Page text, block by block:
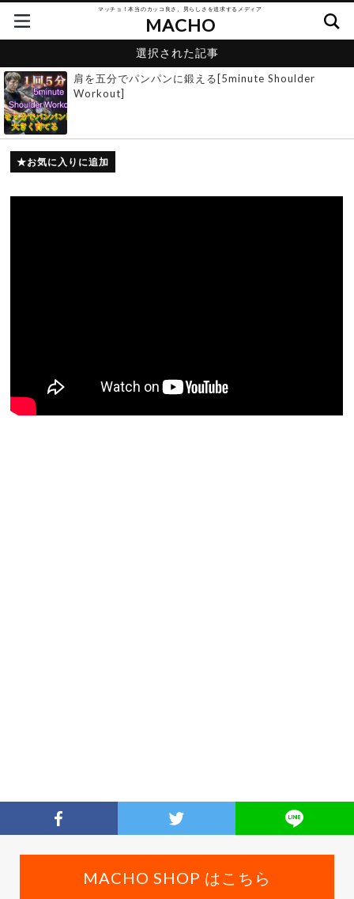
マッチョ！本当のカッコ良さ、男らしさを追求するメディア
MACHO
選択された記事
肩を五分でパンパンに鍛える[5minute Shoulder
Workout]
お気に入りに追加
MACHO SHOP はこちら